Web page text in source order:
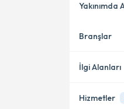
Serdivan
Yakınımda
Konumuma
Branşlar
İlgi Alanları
Hizmetler